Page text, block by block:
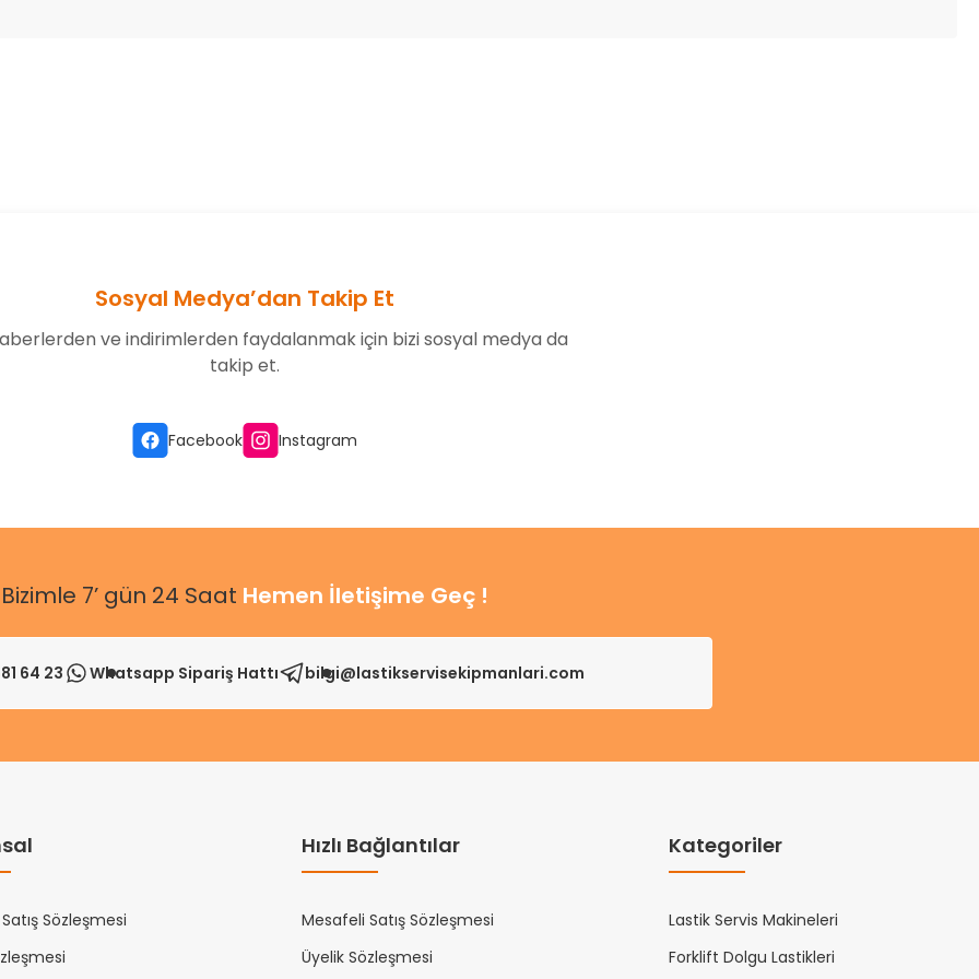
Gönder
Sosyal Medya’dan Takip Et
ve indirimlerden faydalanmak için bizi sosyal medya da
takip et.
Facebook Instagram
Bizimle 7’ gün 24 Saat Hemen İletişime Geç !
64 23 Whatsapp Sipariş Hattı bilgi@lastikservisekipmanlari.com
Sözleşmesi
Hızlı Bağlantılar
Mesafeli Satış Sözleşmesi
Üyelik Sözleşmesi
Kategoriler
Lastik Servis Makineleri
Forklift Dolgu Lastikleri